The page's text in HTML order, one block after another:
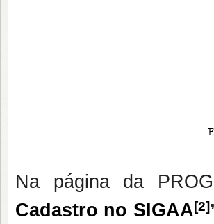
Na página da
Cadastro no SIGAA[2]